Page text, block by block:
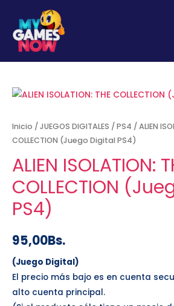
Inicio /JUEGOS DIGITALES /PS4 / ALIEN
COLLECTION (Juego Digital PS4)
ALIEN ISOLATION:
COLLECTION
PS4)
95,00Bs.
(Juego Digital)
El precio más bajo es en cuenta
alto cuenta principal.